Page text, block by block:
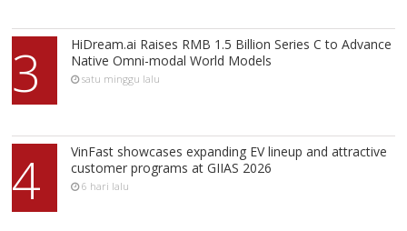
3
HiDream.ai Raises RMB 1.5 Billion Series C to Advance
Native Omni-modal World Models
satu minggu lalu
4
VinFast showcases expanding EV lineup and attractive
customer programs at GIIAS 2026
6 hari lalu